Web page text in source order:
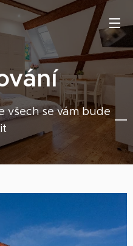
všech se vám bude